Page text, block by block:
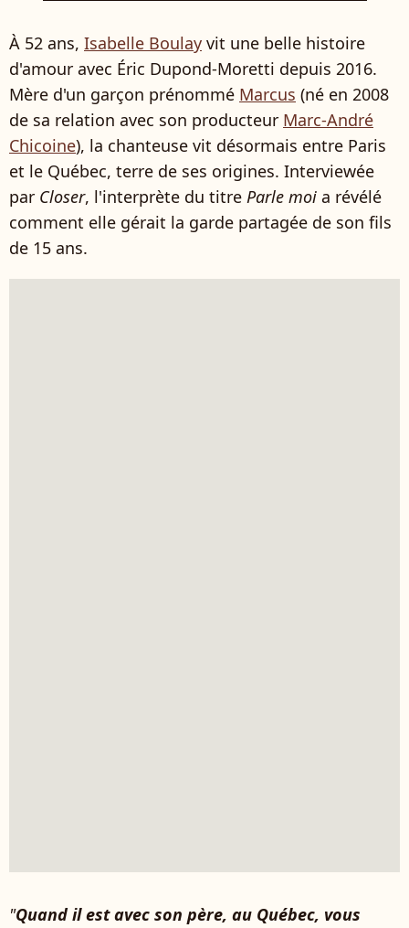
À 52 ans, Isabelle Boulay vit une belle histoire
d'amour avec Éric Dupond-Moretti depuis 2016.
Mère d'un garçon prénommé Marcus (né en 2008
de sa relation avec son producteur Marc-André
Chicoine), la chanteuse vit désormais entre Paris
et le Québec, terre de ses origines. Interviewée
par Closer, l'interprète du titre Parle moi a révélé
comment elle gérait la garde partagée de son fils
de 15 ans.
"Quand il est avec son père, au Québec, vous